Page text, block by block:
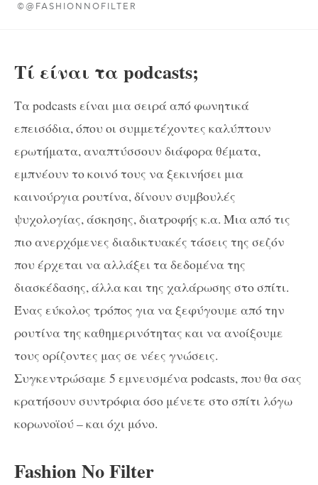
©@FASHIONNOFILTER
Τί είναι τα podcasts;
Τα podcasts είναι μια σειρά από φωνητικά
επεισόδια, όπου οι συμμετέχοντες καλύπτουν
ερωτήματα, αναπτύσσουν διάφορα θέματα,
εμπνέουν το κοινό τους να ξεκινήσει μια
καινούργια ρουτίνα, δίνουν συμβουλές
ψυχολογίας, άσκησης, διατροφής κ.α. Μια από τις
πιο ανερχόμενες διαδικτυακές τάσεις της σεζόν
που έρχεται να αλλάξει τα δεδομένα της
διασκέδασης, άλλα και της χαλάρωσης στο σπίτι.
Ένας εύκολος τρόπος για να ξεφύγουμε από την
ρουτίνα της καθημερινότητας και να ανοίξουμε
τους ορίζοντες μας σε νέες γνώσεις.
Συγκεντρώσαμε 5 εμνευσμένα podcasts, που θα σας
κρατήσουν συντρόφια όσο μένετε στο σπίτι λόγω
κορωνοϊού – και όχι μόνο.
Fashion No Filter